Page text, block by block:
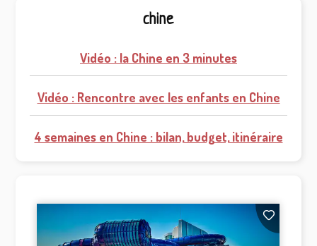
chine
Vidéo : la Chine en 3 minutes
Vidéo : Rencontre avec les enfants en Chine
4 semaines en Chine : bilan, budget, itinéraire